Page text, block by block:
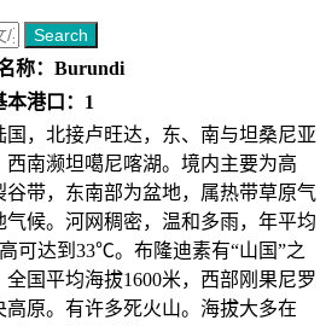
Search
称：Burundi
本港口：1
，北接卢旺达，东、南与坦桑尼亚
南濒坦噶尼喀湖。境内主要为高
带，东南部为盆地，属热带草原气
候。河网稠密，温和多雨，年平均
可达到33℃。布隆迪素有“山国”之
国平均海拔1600米，西部刚果尼罗
原。有许多死火山。海拔大多在